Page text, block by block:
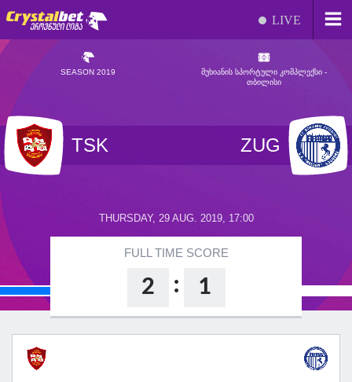
LIVE
SEASON 2019
ᲛᲣᲮᲘᲐᲜᲘᲡ ᲡᲞᲝᲠᲢᲣᲚᲘ ᲙᲝᲛᲞᲚᲔᲥᲡᲘ -
ᲗᲑᲘᲚᲘᲡᲘ
TSK ZUG
THURSDAY, 29 AUG. 2019, 17:00
FULL TIME SCORE
2 : 1